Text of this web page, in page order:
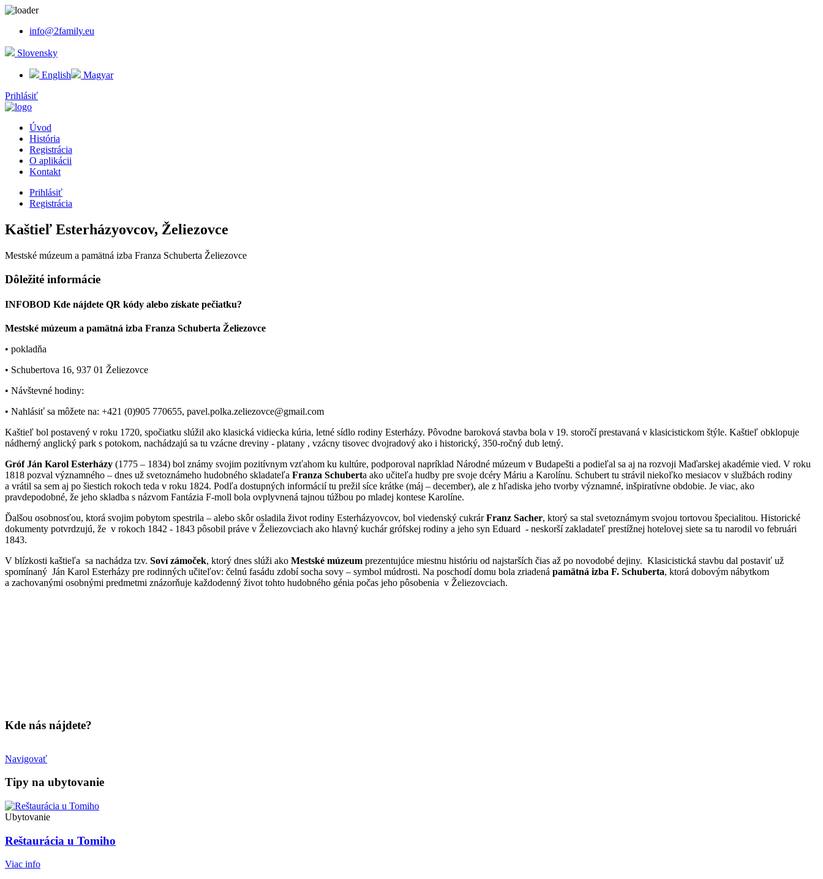
info@2family.eu
Slovensky
English
Magyar
Prihlásiť
Úvod
História
Registrácia
O aplikácii
Kontakt
Prihlásiť
Registrácia
Kaštieľ Esterházyovcov, Želiezovce
Mestské múzeum a pamätná izba Franza Schuberta Želiezovce
Dôležité informácie
INFOBOD Kde nájdete QR kódy alebo získate pečiatku?
Mestské múzeum a pamätná izba Franza Schuberta Želiezovce
• pokladňa
• Schubertova 16, 937 01 Želiezovce
• Návštevné hodiny:
• Nahlásiť sa môžete na: +421 (0)905 770655, pavel.polka.zeliezovce@gmail.com
Kaštieľ bol postavený v roku 1720, spočiatku slúžil ako klasická vidiecka kúria, letné sídlo rodiny Esterházy. Pôvodne baroková stavba bola v 19. storočí prestavaná v klasicistickom štýle. Kaštieľ obklopuje
nádherný anglický park s potokom, nachádzajú sa tu vzácne dreviny - platany , vzácny tisovec dvojradový ako i historický, 350-ročný dub letný.
Gróf Ján Karol Esterházy (1775 – 1834) bol známy svojim pozitívnym vzťahom ku kultúre, podporoval napríklad Národné múzeum v Budapešti a podieľal sa aj na rozvoji Maďarskej akadémie vied. V roku
1818 pozval významného – dnes už svetoznámeho hudobného skladateľa Franza Schuberta ako učiteľa hudby pre svoje dcéry Máriu a Karolínu. Schubert tu strávil niekoľko mesiacov v službách rodiny
a vrátil sa sem aj po šiestich rokoch teda v roku 1824. Podľa dostupných informácií tu prežil síce krátke (máj – december), ale z hľadiska jeho tvorby významné, inšpiratívne obdobie. Je viac, ako
pravdepodobné, že jeho skladba s názvom Fantázia F-moll bola ovplyvnená tajnou túžbou po mladej kontese Karolíne.
Ďalšou osobnosťou, ktorá svojim pobytom spestrila – alebo skôr osladila život rodiny Esterházyovcov, bol viedenský cukrárFranz Sacher, ktorý sa stal svetoznámym svojou tortovou špecialitou. Historické
dokumenty potvrdzujú, že v rokoch 1842 - 1843 pôsobil práve v Želiezovciach ako hlavný kuchár grófskej rodiny a jeho syn Eduard - neskorší zakladateľ prestížnej hotelovej siete sa tu narodil vo februári
1843.
V blízkosti kaštieľa sa nachádza tzv. Soví zámoček, ktorý dnes slúži ako Mestské múzeum prezentujúce miestnu históriu od najstarších čias až po novodobé dejiny. Klasicistická stavbu dal postaviť už
spomínaný Ján Karol Esterházy pre rodinných učiteľov: čelnú fasádu zdobí socha sovy – symbol múdrosti. Na poschodí domu bola zriadená pamätná izba F. Schuberta, ktorá dobovým nábytkom
a zachovanými osobnými predmetmi znázorňuje každodenný život tohto hudobného génia počas jeho pôsobenia v Želiezovciach.
Kde nás nájdete?
Navigovať
Tipy na ubytovanie
Ubytovanie
Reštaurácia u Tomiho
Viac info